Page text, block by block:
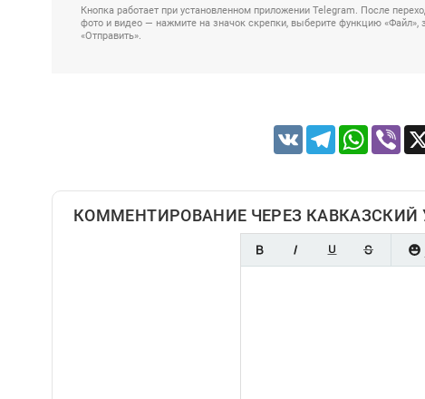
Кнопка работает при установленном приложении Telegram. После
фото и видео — нажмите на значок скрепки, выберите функцию «Файл»,
«Отправить».
VK Telegram
КОММЕНТИРОВАНИЕ ЧЕРЕЗ КАВКАЗСКИЙ